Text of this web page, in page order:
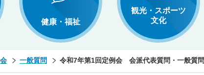
健康・福祉
観光・スポーツ
文化
一般質問 令和7年第1回定例会 会派代表質問・一般質問